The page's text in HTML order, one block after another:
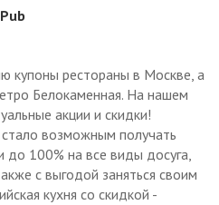
купоны рестораны в Москве, а
Белокаменная. На нашем
акции и скидки!
стало возможным получать
до 100% на все виды досуга,
с выгодой заняться своим
кухня со скидкой -